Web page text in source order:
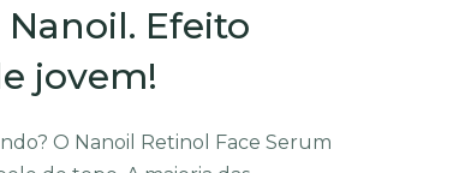
Efeito
jovem!
O Nanoil Retinol Face Serum